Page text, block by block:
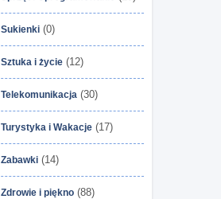
Sukienki (0)
Sztuka i życie (12)
Telekomunikacja (30)
Turystyka i Wakacje (17)
Zabawki (14)
Zdrowie i piękno (88)